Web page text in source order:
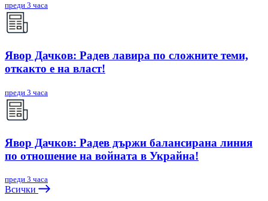
преди 3 часа
Явор Дачков: Радев лавира по сложните теми,
откакто е на власт!
преди 3 часа
Явор Дачков: Радев държи балансирана линия
по отношение на войната в Украйна!
преди 3 часа
Всички